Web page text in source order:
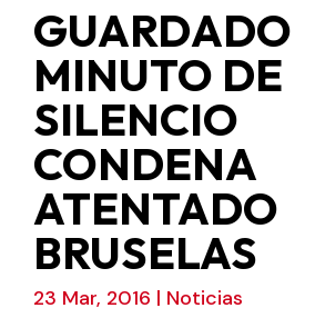
GUARDADO
MINUTO DE
SILENCIO
CONDENA
ATENTADO
BRUSELAS
23 Mar, 2016 | Noticias